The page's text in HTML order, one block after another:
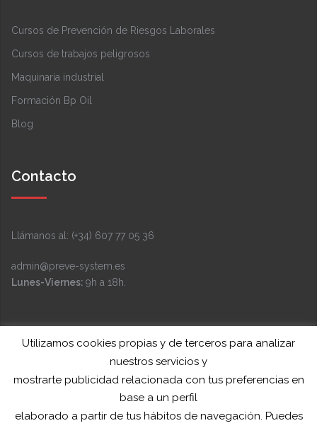
Cursos de Prevención de Riesgos Laborales
Cursos de trabajos peligrosos
Maquinaria industrial
Formación Bp Oil
Blog
Contacto
Llámanos al: (+34) 607 77 05 36
admin@preve-system.es
Lunes-Viernes: 9h a 18h.
Facebook InstagramLinkedIn YouTube Twitter